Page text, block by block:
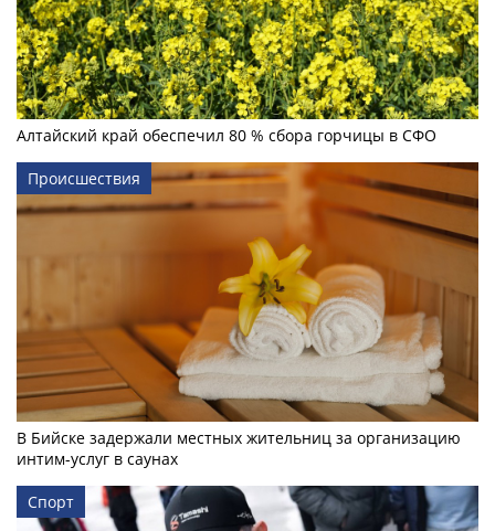
Алтайский край обеспечил 80 % сбора горчицы в СФО
Происшествия
В Бийске задержали местных жительниц за организацию
интим-услуг в саунах
Спорт